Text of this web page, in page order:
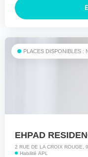
PLACES DISPONIBLES :
EHPAD
2 RUE DE LA CROIX ROUGE,
Habilité APL